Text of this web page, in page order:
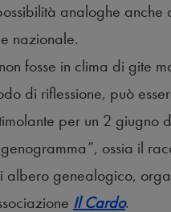
analoghe anche
nazionale.
fosse in clima di gite
di riflessione, può
per un 2 giugno
ossia il
albero genealogico,
Il Cardo.